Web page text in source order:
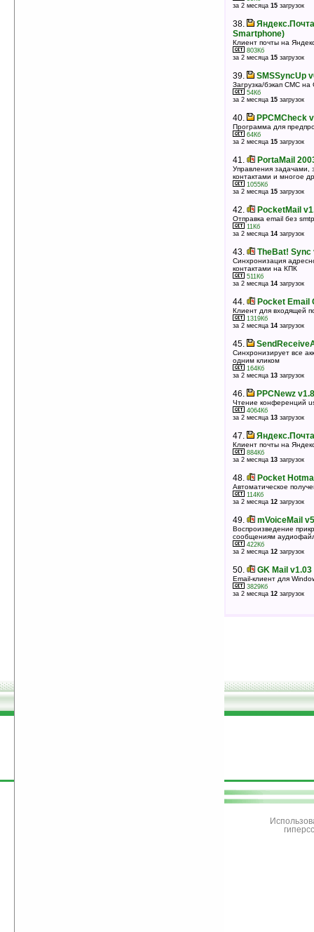
за 2 месяца 15 загрузок
38.
Smartphone)
Клиент почты на
803Кб
за 2 месяца 15 загрузок
39. SMSSyncUp
Загрузка/бэкап СМС на
54Кб
за 2 месяца 15 загрузок
40. PPCMCheck
Программа для
64Кб
за 2 месяца 15 загрузок
41. PortaMail
Управления задачами,
контактами и многое
1055Кб
за 2 месяца 15 загрузок
42. PocketMail
Отправка email без
11Кб
за 2 месяца 14 загрузок
43. TheBat! Sync
Синхронизация
контактами на КПК
511Кб
за 2 месяца 14 загрузок
44. Pocket Email
Клиент для входящей
1319Кб
за 2 месяца 14 загрузок
45.
Синхронизирует все
одним кликом
164Кб
за 2 месяца 13 загрузок
46. PPCNewz v1.8
Чтение конференций
4064Кб
за 2 месяца 13 загрузок
47.
Клиент почты на
884Кб
за 2 месяца 13 загрузок
48. Pocket
Автоматическое
114Кб
за 2 месяца 12 загрузок
49. mVoiceMail
Воспроизведение
сообщениям
422Кб
за 2 месяца 12 загрузок
50. GK Mail v1.03
Email-клиент для
3829Кб
за 2 месяца 12 загрузок